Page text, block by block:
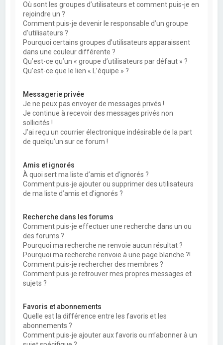
Où sont les groupes d’utilisateurs et comment puis-je en
rejoindre un ?
Comment puis-je devenir le responsable d’un groupe
d’utilisateurs ?
Pourquoi certains groupes d’utilisateurs apparaissent
dans une couleur différente ?
Qu’est-ce qu’un « groupe d’utilisateurs par défaut » ?
Qu’est-ce que le lien « L’équipe » ?
Messagerie privée
Je ne peux pas envoyer de messages privés !
Je continue à recevoir des messages privés non
sollicités !
J’ai reçu un courrier électronique indésirable de la part
de quelqu’un sur ce forum !
Amis et ignorés
À quoi sert ma liste d’amis et d’ignorés ?
Comment puis-je ajouter ou supprimer des utilisateurs
de ma liste d’amis et d’ignorés ?
Recherche dans les forums
Comment puis-je effectuer une recherche dans un ou
des forums ?
Pourquoi ma recherche ne renvoie aucun résultat ?
Pourquoi ma recherche renvoie à une page blanche ?!
Comment puis-je rechercher des membres ?
Comment puis-je retrouver mes propres messages et
sujets ?
Favoris et abonnements
Quelle est la différence entre les favoris et les
abonnements ?
Comment puis-je ajouter aux favoris ou m’abonner à un